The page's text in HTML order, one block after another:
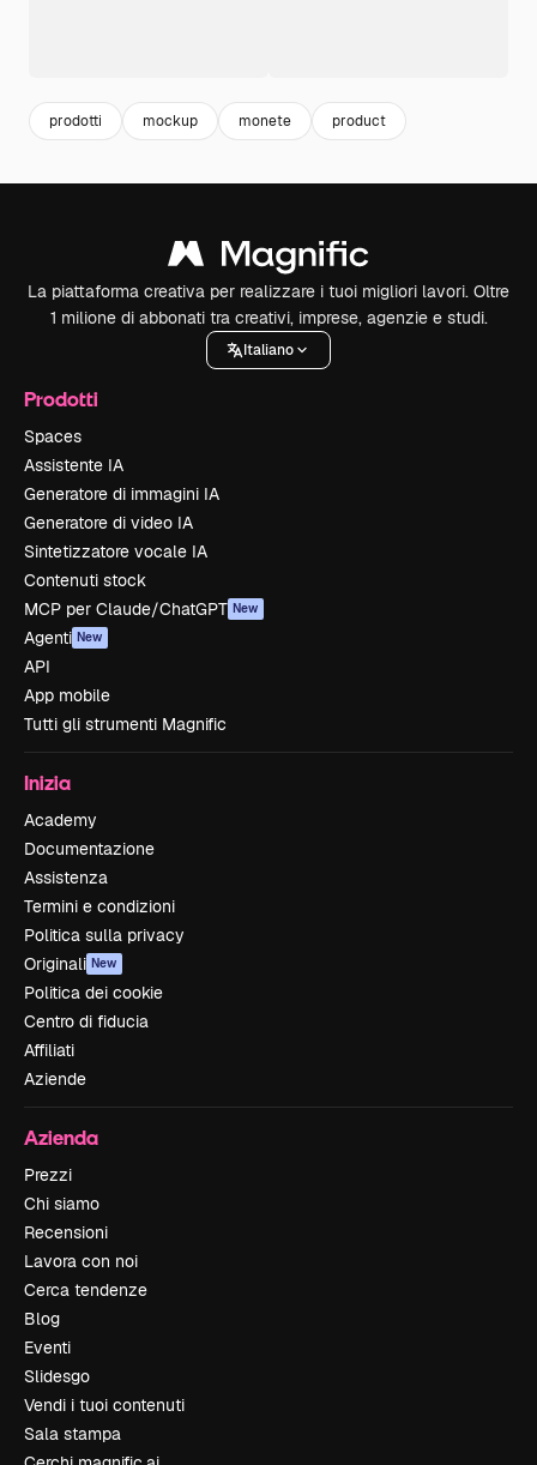
prodotti mockup monete product
La piattaforma creativa per realizzare i tuoi migliori lavori. Oltre
1 milione di abbonati tra creativi, imprese, agenzie e studi.
Italiano
Prodotti
Spaces
Assistente IA
Generatore di immagini IA
Generatore di video IA
Sintetizzatore vocale IA
Contenuti stock
MCP per Claude/ChatGPT New
Agenti New
API
App mobile
Tutti gli strumenti Magnific
Inizia
Academy
Documentazione
Assistenza
Termini e condizioni
Politica sulla privacy
Originali New
Politica dei cookie
Centro di fiducia
Affiliati
Aziende
Azienda
Prezzi
Chi siamo
Recensioni
Lavora con noi
Cerca tendenze
Blog
Eventi
Slidesgo
Vendi i tuoi contenuti
Sala stampa